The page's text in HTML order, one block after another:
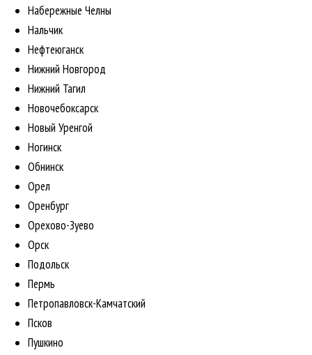
Набережные Челны
Нальчик
Нефтеюганск
Нижний Новгород
Нижний Тагил
Новочебоксарск
Новый Уренгой
Ногинск
Обнинск
Орел
Оренбург
Орехово-Зуево
Орск
Подольск
Пермь
Петропавловск-Камчатский
Псков
Пушкино